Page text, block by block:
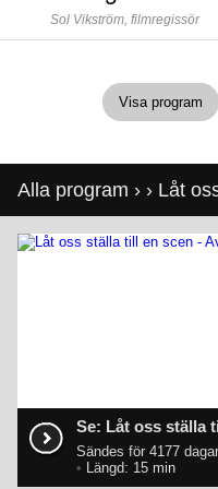
Sol Vikström, filmregissör
Visa program
Alla program › › Låt
Se: Låt oss ställa
Sändes för 4177
• Längd: 15 min